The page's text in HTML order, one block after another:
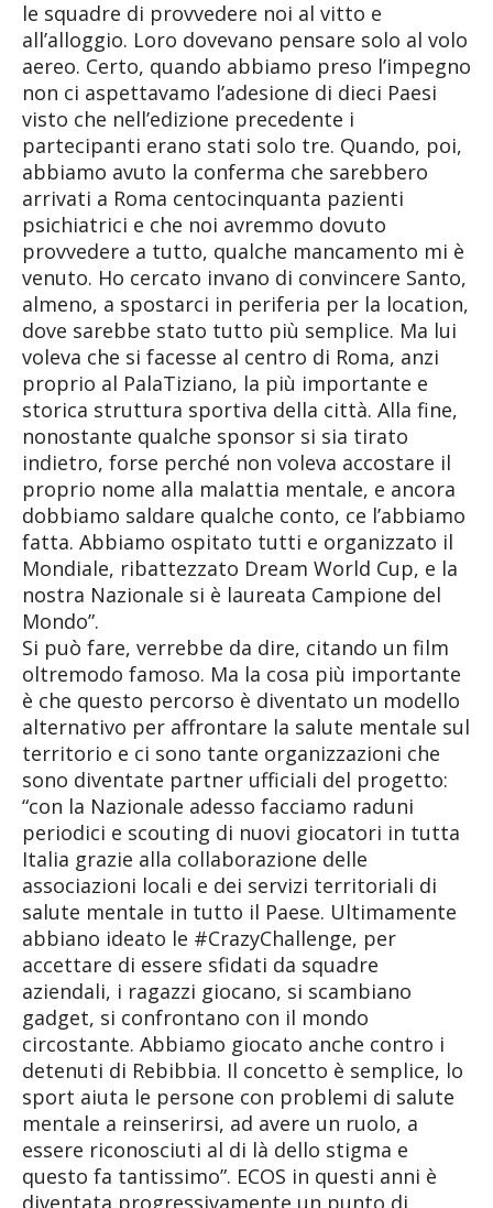
le squadre di provvedere noi al vitto e
all’alloggio. Loro dovevano pensare solo al volo
aereo. Certo, quando abbiamo preso l’impegno
non ci aspettavamo l’adesione di dieci Paesi
visto che nell’edizione precedente i
partecipanti erano stati solo tre. Quando, poi,
abbiamo avuto la conferma che sarebbero
arrivati a Roma centocinquanta pazienti
psichiatrici e che noi avremmo dovuto
provvedere a tutto, qualche mancamento mi è
venuto. Ho cercato invano di convincere Santo,
almeno, a spostarci in periferia per la location,
dove sarebbe stato tutto più semplice. Ma lui
voleva che si facesse al centro di Roma, anzi
proprio al PalaTiziano, la più importante e
storica struttura sportiva della città. Alla fine,
nonostante qualche sponsor si sia tirato
indietro, forse perché non voleva accostare il
proprio nome alla malattia mentale, e ancora
dobbiamo saldare qualche conto, ce l’abbiamo
fatta. Abbiamo ospitato tutti e organizzato il
Mondiale, ribattezzato Dream World Cup, e la
nostra Nazionale si è laureata Campione del
Mondo”.
Si può fare, verrebbe da dire, citando un film
oltremodo famoso. Ma la cosa più importante
è che questo percorso è diventato un modello
alternativo per affrontare la salute mentale sul
territorio e ci sono tante organizzazioni che
sono diventate partner ufficiali del progetto:
“con la Nazionale adesso facciamo raduni
periodici e scouting di nuovi giocatori in tutta
Italia grazie alla collaborazione delle
associazioni locali e dei servizi territoriali di
salute mentale in tutto il Paese. Ultimamente
abbiano ideato le #CrazyChallenge, per
accettare di essere sfidati da squadre
aziendali, i ragazzi giocano, si scambiano
gadget, si confrontano con il mondo
circostante. Abbiamo giocato anche contro i
detenuti di Rebibbia. Il concetto è semplice, lo
sport aiuta le persone con problemi di salute
mentale a reinserirsi, ad avere un ruolo, a
essere riconosciuti al di là dello stigma e
questo fa tantissimo”. ECOS in questi anni è
diventata progressivamente un punto di